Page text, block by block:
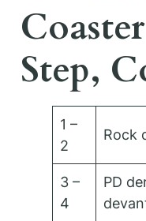
Step,
1 –
2
Rock
3 –
4
PD